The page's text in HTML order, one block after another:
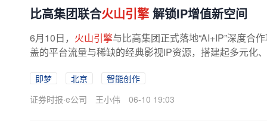
比高集团联合火山引擎解锁IP增值新空间
6月10日， 火山引擎与比高集团正式落地“AI+IP”深度合
盖的平台流量与稀缺的经典影视IP资源，搭建起多元化
即梦 北京
智能创作
证券时报·e公司
王小伟 06-10 19:03